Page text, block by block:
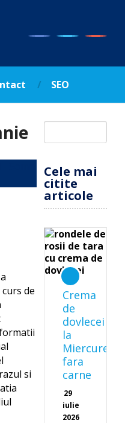
SEO
de
si
Cele mai
citite
articole
Crema
de
dovlecei
la
Miercurea
fara
carne
29
iulie
2026